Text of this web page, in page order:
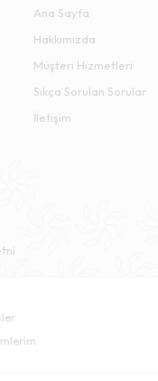
Ana Sayfa
Hakkımızda
Müşteri Hizmetleri
Sıkça Sorulan Sorular
İletişim